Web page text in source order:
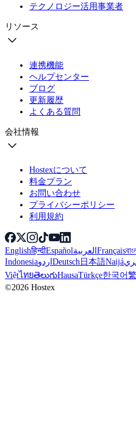
テクノロジー活用事業者
リソース
連携機能
ヘルプセンター
ブログ
更新履歴
よくある質問
会社情報
Hostexについて
料金プラン
お問い合わせ
プライバシーポリシー
利用規約
Englishहिन्दीEspañolالعربيةFrançais
IndonesiaاردوDeutsch日本語Naijá
ViệtไทยతెలుగుHausaTürkçe한국어
©2026 Hostex